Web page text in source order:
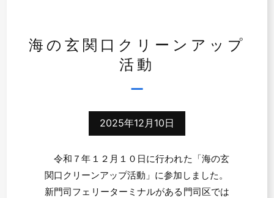
海の玄関口クリーンアップ
活動
2025年12月10日
令和７年１２月１０日に行われた「海の玄
関口クリーンアップ活動」に参加しました。
新門司フェリーターミナルがある門司区では